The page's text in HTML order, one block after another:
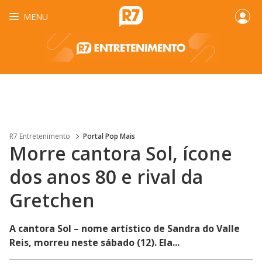
MENU
R7 Entretenimento Portal Pop Mais
Morre cantora Sol, ícone
dos anos 80 e rival da
Gretchen
A cantora Sol – nome artístico de Sandra do Valle
Reis, morreu neste sábado (12). Ela...